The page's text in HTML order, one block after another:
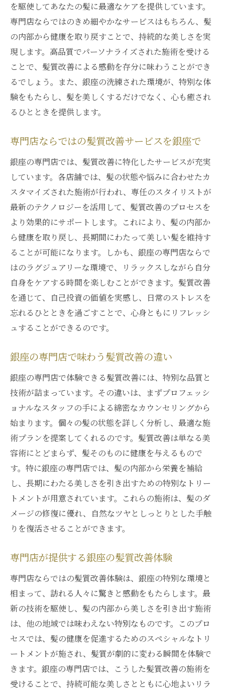
を駆使してあなたの髪に最適なケアを提供しています。
専門店ならではのきめ細やかなサービスはもちろん、髪
の内部から健康を取り戻すことで、持続的な美しさを実
現します。高品質でパーソナライズされた施術を受ける
ことで、髪質改善による感動を存分に味わうことができ
るでしょう。また、銀座の洗練された環境が、特別な体
験をもたらし、髪を美しくするだけでなく、心も癒され
るひとときを提供します。
専門店ならではの髪質改善サービスを銀座で
銀座の専門店では、髪質改善に特化したサービスが充実
しています。各店舗では、髪の状態や悩みに合わせたカ
スタマイズされた施術が行われ、専任のスタイリストが
最新のテクノロジーを活用して、髪質改善のプロセスを
より効果的にサポートします。これにより、髪の内部か
ら健康を取り戻し、長期間にわたって美しい髪を維持す
ることが可能になります。しかも、銀座の専門店ならで
はのラグジュアリーな環境で、リラックスしながら自分
自身をケアする時間を楽しむことができます。髪質改善
を通じて、自己投資の価値を実感し、日常のストレスを
忘れるひとときを過ごすことで、心身ともにリフレッシ
ュすることができるのです。
銀座の専門店で味わう髪質改善の違い
銀座の専門店で体験できる髪質改善には、特別な品質と
技術が詰まっています。その違いは、まずプロフェッシ
ョナルなスタッフの手による綿密なカウンセリングから
始まります。個々の髪の状態を詳しく分析し、最適な施
術プランを提案してくれるのです。髪質改善は単なる美
容術にとどまらず、髪そのものに健康を与えるもので
す。特に銀座の専門店では、髪の内部から栄養を補給
し、長期にわたる美しさを引き出すための特別なトリー
トメントが用意されています。これらの施術は、髪のダ
メージの修復に優れ、自然なツヤとしっとりとした手触
りを復活させることができます。
専門店が提供する銀座の髪質改善体験
専門店ならではの髪質改善体験は、銀座の特別な環境と
相まって、訪れる人々に驚きと感動をもたらします。最
新の技術を駆使し、髪の内部から美しさを引き出す施術
は、他の地域では味わえない特別なものです。このプロ
セスでは、髪の健康を促進するためのスペシャルなトリ
ートメントが施され、髪質が劇的に変わる瞬間を体験で
きます。銀座の専門店では、こうした髪質改善の施術を
受けることで、持続可能な美しさとともに心地よいリラ